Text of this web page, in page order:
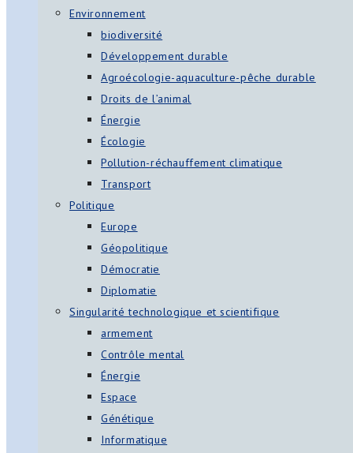
Environnement
biodiversité
Développement durable
Agroécologie-aquaculture-pêche durable
Droits de l’animal
Énergie
Écologie
Pollution-réchauffement climatique
Transport
Politique
Europe
Géopolitique
Démocratie
Diplomatie
Singularité technologique et scientifique
armement
Contrôle mental
Énergie
Espace
Génétique
Informatique